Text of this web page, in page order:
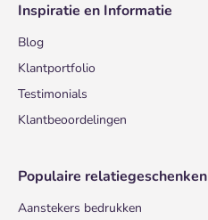
Inspiratie en Informatie
Blog
Klantportfolio
Testimonials
Klantbeoordelingen
Populaire relatiegeschenken
Aanstekers bedrukken